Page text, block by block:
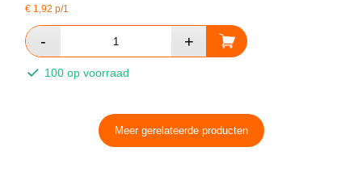
€ 1,92 p/1
100 op voorraad
Meer gerelateerde producten